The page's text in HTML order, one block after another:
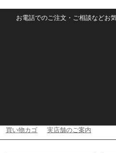
お電話でのご注文・ご相談などお
買い物カゴ 実店舗のご案内